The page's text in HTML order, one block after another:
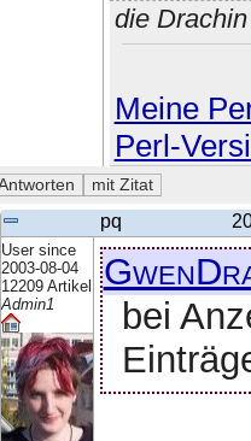
die
Meine
Perl-
pq
User since
2003-08-04
12209 Artikel
Admin1
bei